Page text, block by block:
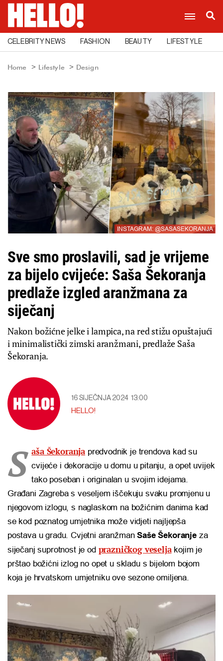
CELEBRITY NEWS FASHION BEAUTY LIFESTYLE
Home Lifestyle Design
INSTAGRAM: @SASASEKORANJA
Sve smo proslavili, sad je vrijeme
za bijelo cvijeće: Saša Šekoranja
predlaže izgled aranžmana za
siječanj
Nakon božićne jelke i lampica, na red stižu opuštajući
i minimalistički zimski aranžmani, predlaže Saša
Šekoranja.
16 SIJEČNJA 2024 13:00
HELLO!
S aša Šekoranjapredvodnik je trendova kad su
cvijeće i dekoracije u domu u pitanju, a opet uvijek
tako poseban i originalan u svojim idejama.
Građani Zagreba s veseljem iščekuju svaku promjenu u
njegovom izlogu, s naglaskom na božićnim danima kad
se kod poznatog umjetnika može vidjeti najljepša
postava u gradu. Cvjetni aranžmanSaše Šekoranjeza
siječanj suprotnost je od prazničkog veseljakojim je
prštao božićni izlog no opet u skladu s bijelom bojom
koja je hrvatskom umjetniku ove sezone omiljena.